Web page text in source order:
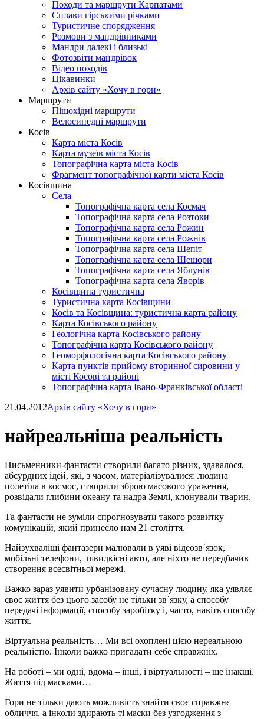
Походи та маршрути Карпатами
Сплави гірськими річками
Туристичне спорядження
Розмови з мандрівниками
Мандри далекі і близькі
Фотозвіти мандрівок
Відео походів
Цікавинки
Архів сайту «Хочу в гори»
Маршрути
Пішохідні маршрути
Велосипедні маршрути
Косів
Карта міста Косів
Карта музеїв міста Косів
Топографічна карта міста Косів
Фрагмент топографічної карти міста Косів
Косівщина
Села
Топографічна карта села Космач
Топографічна карта села Розтоки
Топографічна карта села Рожин
Топографічна карта села Рожнів
Топографічна карта села Шепіт
Топографічна карта села Шешори
Топографічна карта села Яблунів
Топографічна карта села Яворів
Косівщина туристична
Туристична карта Косівщини
Косів та Косівщина: туристична карта району
Карта Косівського району
Геологічна карта Косівського району
Топографічна карта Косівського району
Геоморфологічна карта Косівського району
Карта пунктів прийому вторинної сировини у
місті Косові та районі
Топографічна карта Івано-Франківської області
21.04.2012Архів сайту «Хочу в гори»
найреальніша реальність
Письменники-фантасти створили багато різних, здавалося,
абсурдних ідей, які, з часом, матеріалізувалися: людина
полетіла в космос, створили зброю масового ураження,
розвідали глибини океану та надра Землі, клонували тварин.
Та фантасти не зуміли спрогнозувати такого розвитку
комунікацій, який принесло нам 21 століття.
Найзухваліші фантазери малювали в уяві відеозв`язок,
мобільні телефони, швидкісні авто, але ніхто не передбачив
створення всесвітньої мережі.
Важко зараз уявити урбанізовану сучасну людину, яка уявляє
своє життя без цього засобу не тільки зв`язку, а способу
передачі інформації, способу заробітку і, часто, навіть способу
життя.
Віртуальна реальність… Ми всі охоплені цією нереальною
реальністю. Інколи важко пригадати себе справжніх.
На роботі – ми одні, вдома – інші, і віртуальності – ще інакші.
Життя під масками…
Гори не тільки дають можливість знайти своє справжнє
обличчя, а інколи здирають ті маски без узгодження з